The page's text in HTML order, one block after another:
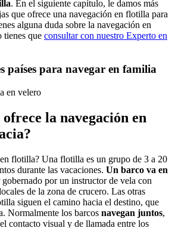
. En el siguiente capítulo, le damos más
que ofrece una navegación en flotilla para
alguna duda sobre la navegación en
tienes que consultar con nuestro Experto en
países para navegar en familia
la navegación en
flotilla? Una flotilla es un grupo de 3 a 20
durante las vacaciones. Un barco va en
gobernado por un instructor de vela con
de la zona de crucero. Las otras
siguen el camino hacia el destino, que
Normalmente los barcos navegan juntos,
contacto visual y de llamada entre los